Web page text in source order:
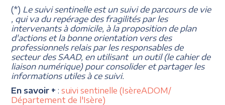
(*) Le suivi sentinelle est un suivi de parcours de vie
, qui va du repérage des fragilités par les
intervenants à domicile, à la proposition de plan
d'actions et la bonne orientation vers des
professionnels relais par les responsables de
secteur des SAAD, en utilisant un outil (le cahier de
liaison numérique) pour consolider et partager les
informations utiles à ce suivi.
En savoir + : suivi sentinelle (IsèreADOM/
Département de l'Isère)